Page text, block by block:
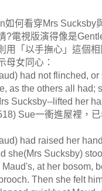
如何看穿Mrs Sucksby
?電視版演得像是
用「以手撫心」這個
母女同心：
had not flinched, or
as the others all had;
Sucksby--lifted her
Sue一衝進屋裡，
had raised her
she(Mrs Sucksby)
Maud's, at her bosom,
Then she felt